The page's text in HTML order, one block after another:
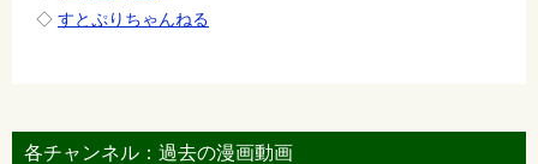
◇ すとぷりちゃんねる
各チャンネル：過去の漫画動画